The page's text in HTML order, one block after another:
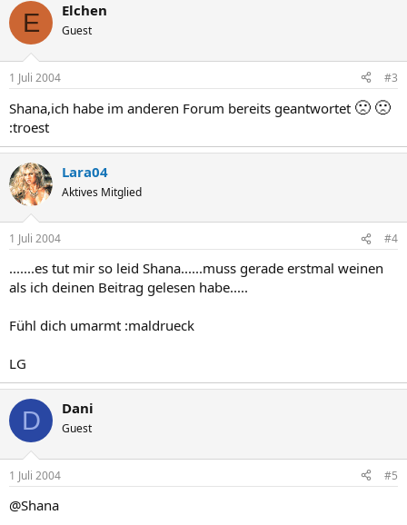
E Elchen
Guest
1 Juli 2004 #3
Shana,ich habe im anderen Forum bereits geantwortet 🙁 🙁
:troest
Lara04
Aktives Mitglied
1 Juli 2004 #4
.......es tut mir so leid Shana......muss gerade erstmal weinen
als ich deinen Beitrag gelesen habe.....
Fühl dich umarmt :maldrueck
LG
D Dani
Guest
1 Juli 2004 #5
@Shana